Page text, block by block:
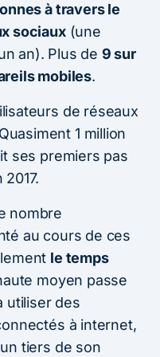
à travers le
sociaux(une
an). Plus de 9 sur
mobiles.
de réseaux
1 million
ses premiers pas
nombre
au cours de ces
le temps
moyen passe
utiliser des
à internet,
tiers de son